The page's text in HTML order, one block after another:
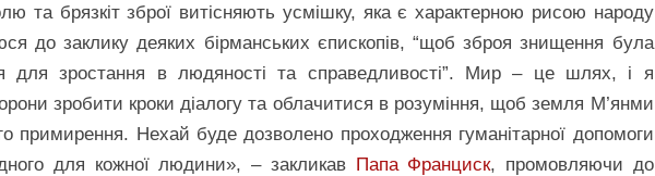
та брязкіт зброї витісняють усмішку, яка є характерною рисою народу
до заклику деяких бірманських єпископів, “щоб зброя знищення була
для зростання в людяності та справедливості”. Мир – це шлях, і я
зробити кроки діалогу та облачитися в розуміння, щоб земля М’янми
примирення. Нехай буде дозволено проходження гуманітарної допомоги
для кожної людини», – закликав Папа Франциск, промовляючи до